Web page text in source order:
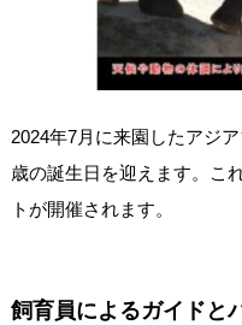
2024年7月に来園したアジ
歳の誕生日を迎えます。こ
トが開催されます。
飼育員によるガイドと